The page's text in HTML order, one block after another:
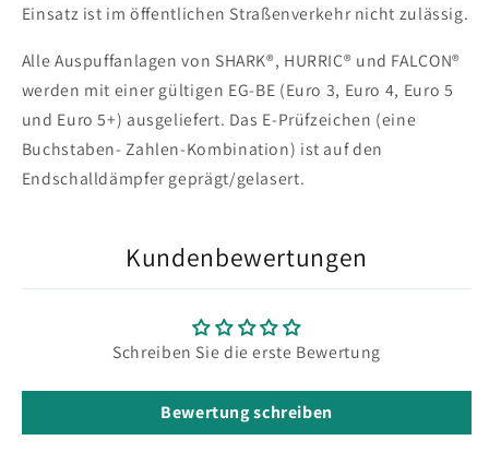
Einsatz ist im öffentlichen Straßenverkehr nicht zulässig.
Alle Auspuffanlagen von SHARK®, HURRIC® und FALCON®
werden mit einer gültigen EG-BE (Euro 3, Euro 4, Euro 5
und Euro 5+) ausgeliefert. Das E-Prüfzeichen (eine
Buchstaben- Zahlen-Kombination) ist auf den
Endschalldämpfer geprägt/gelasert.
Kundenbewertungen
Schreiben Sie die erste Bewertung
Bewertung schreiben